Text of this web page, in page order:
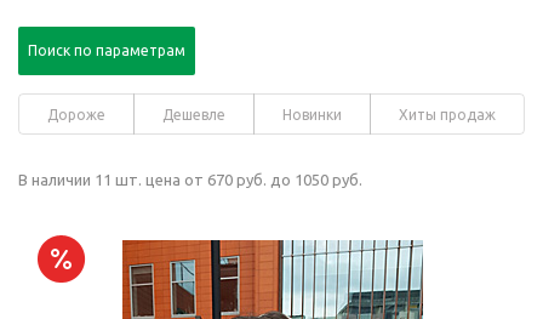
Поиск по параметрам
Дороже Дешевле Новинки Хиты продаж
В наличии 11 шт. цена от 670 руб. до 1050 руб.